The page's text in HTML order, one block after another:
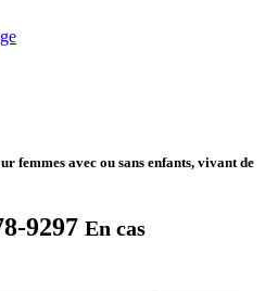
femmes avec ou sans enfants, vivant de
9297 En cas